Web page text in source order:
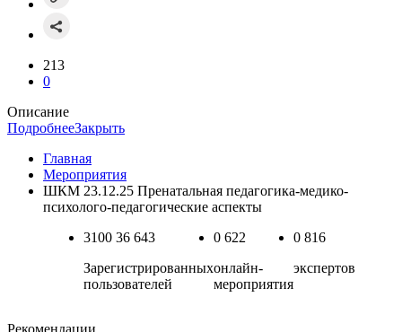
213
0
Описание
ПодробнееЗакрыть
Главная
Мероприятия
ШКМ 23.12.25 Пренатальная педагогика-медико-
психолого-педагогические аспекты
3100 36 643
Зарегистрированных
пользователей
0 622
онлайн-
мероприятия
0 816
экспертов
Рекомендации